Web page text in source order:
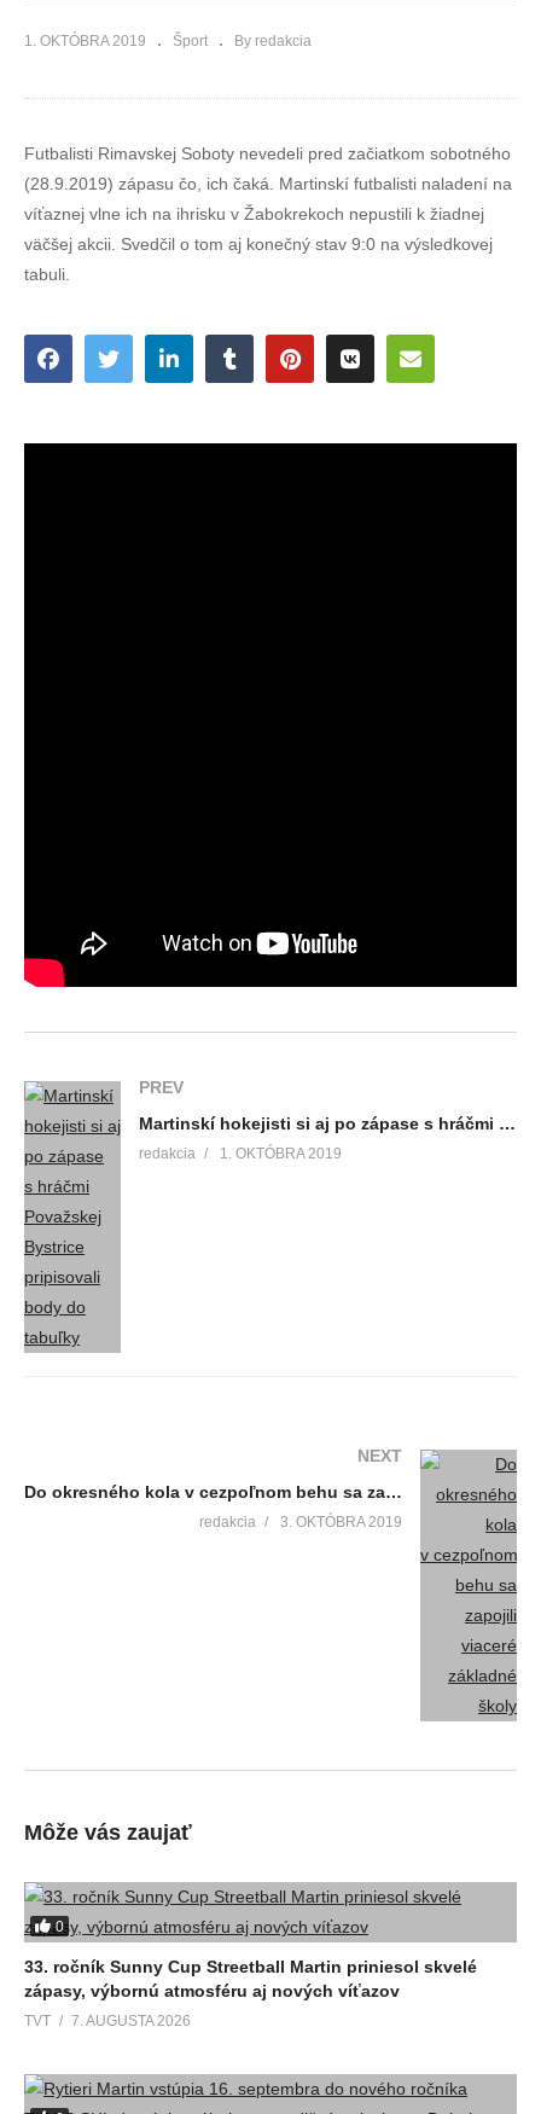
1. OKTÓBRA 2019 Šport By redakcia
Futbalisti Rimavskej Soboty nevedeli pred začiatkom sobotného
(28.9.2019) zápasu čo, ich čaká. Martinskí futbalisti naladení na
víťaznej vlne ich na ihrisku v Žabokrekoch nepustili k žiadnej
väčšej akcii. Svedčil o tom aj konečný stav 9:0 na výsledkovej
tabuli.
PREV
Martinskí hokejisti si aj po zápase s hráčmi Považskej Bystrice pripisovali body do tabuľky
redakcia 1. OKTÓBRA 2019
NEXT
Do okresného kola v cezpoľnom behu sa zapojili viaceré základné školy
redakcia 3. OKTÓBRA 2019
Môže vás zaujať
0
33. ročník Sunny Cup Streetball Martin priniesol skvelé
zápasy, výbornú atmosféru aj nových víťazov
TVT 7. AUGUSTA 2026